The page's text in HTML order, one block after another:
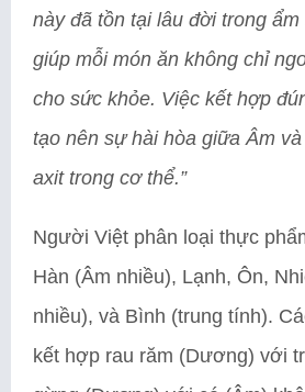
này đã tồn tại lâu đời trong
giúp mỗi món ăn không chỉ
cho sức khỏe. Việc kết hợp
tạo nên sự hài hòa giữa Âm
axit trong cơ thể.”
Người Việt phân loại thực
Hàn (Âm nhiều), Lạnh, Ôn,
nhiều), và Bình (trung tính).
kết hợp rau răm (Dương) với